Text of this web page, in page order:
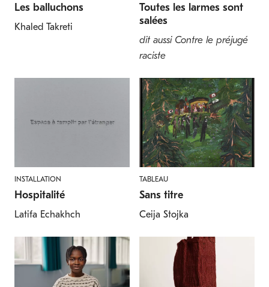
Les balluchons
Khaled Takreti
Toutes les larmes sont
salées
dit aussi Contre le préjugé
raciste
INSTALLATION
Hospitalité
Latifa Echakhch
TABLEAU
Sans titre
Ceija Stojka